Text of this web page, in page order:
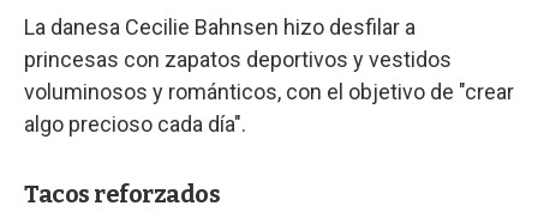
La danesa Cecilie Bahnsen hizo desfilar a
princesas con zapatos deportivos y vestidos
voluminosos y románticos, con el objetivo de "crear
algo precioso cada día".
Tacos reforzados